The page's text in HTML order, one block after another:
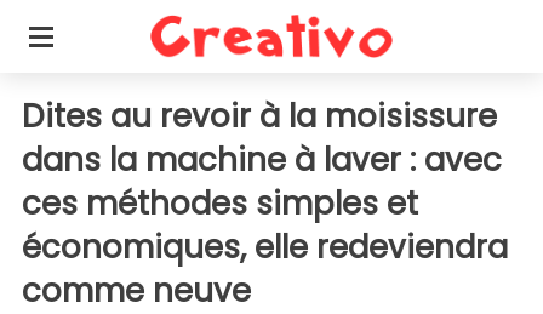
Dites au revoir à la moisissure
dans la machine à laver : avec
ces méthodes simples et
économiques, elle redeviendra
comme neuve